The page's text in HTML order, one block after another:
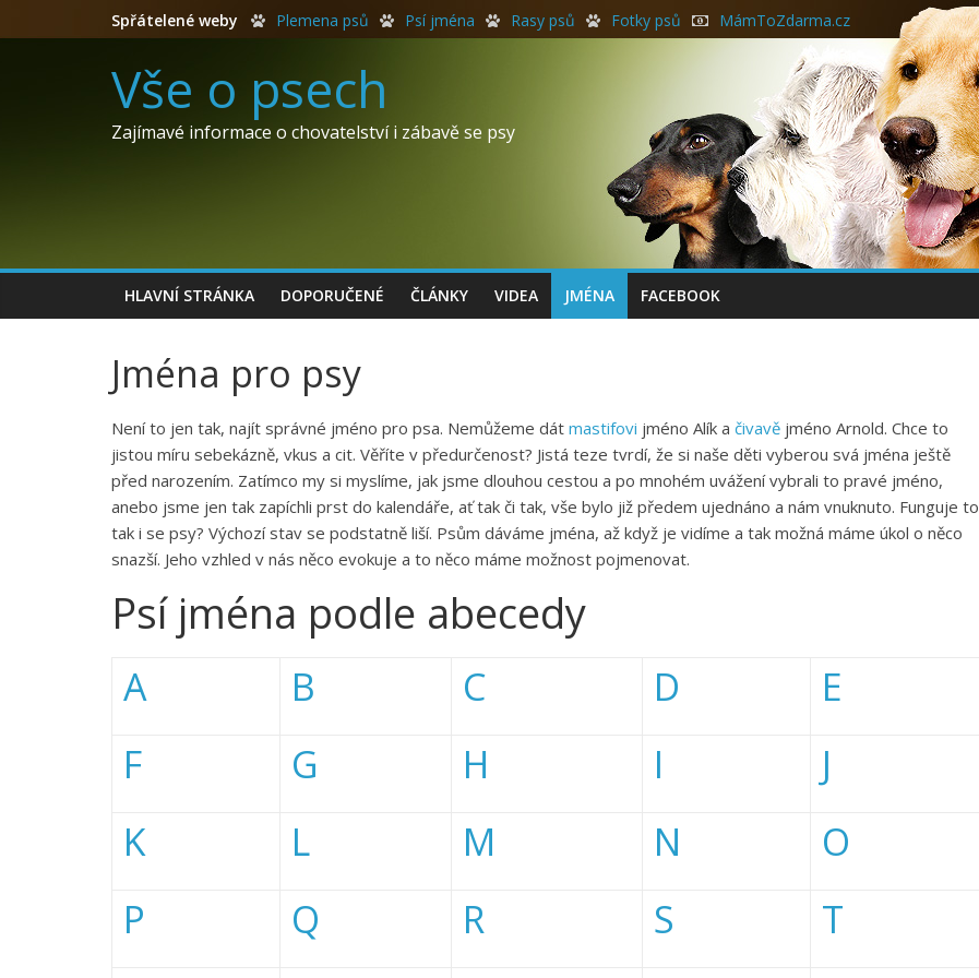
Spřátelené weby Plemena psů Psí jména Rasy psů Fotky psů MámToZdarma.cz
Vše o psech
Zajímavé informace o chovatelství i zábavě se psy
HLAVNÍ STRÁNKA DOPORUČENÉ ČLÁNKY VIDEA JMÉNA FACEBOOK
Jména pro psy
Není to jen tak, najít správné jméno pro psa. Nemůžeme dát mastifovi jméno Alík a čivavě jméno Arnold. Chce to
jistou míru sebekázně, vkus a cit. Věříte v předurčenost? Jistá teze tvrdí, že si naše děti vyberou svá jména ještě
před narozením. Zatímco my si myslíme, jak jsme dlouhou cestou a po mnohém uvážení vybrali to pravé jméno,
anebo jsme jen tak zapíchli prst do kalendáře, ať tak či tak, vše bylo již předem ujednáno a nám vnuknuto. Funguje to
tak i se psy? Výchozí stav se podstatně liší. Psům dáváme jména, až když je vidíme a tak možná máme úkol o něco
snazší. Jeho vzhled v nás něco evokuje a to něco máme možnost pojmenovat.
Psí jména podle abecedy
A B C D
E
F
G H I
J
K
L M N
O
P
Q R S
T